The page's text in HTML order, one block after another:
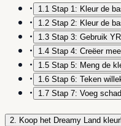
• 1.1 Stap 1: Kleur de
• 1.2 Stap 2: Kleur de
• 1.3 Stap 3: Gebruik
• 1.4 Stap 4: Creëer
• 1.5 Stap 5: Meng de
• 1.6 Stap 6: Teken
• 1.7 Stap 7: Voeg
2. Koop het Dreamy Land